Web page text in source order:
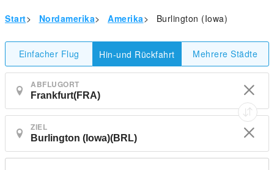
Start> Nordamerika> Amerika> Burlington (Iowa)
Einfacher Flug Hin-und Rückfahrt Mehrere Städte
ABFLUGORT
ZIEL